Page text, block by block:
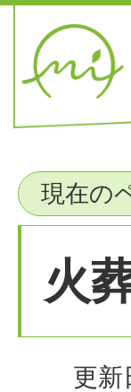
現在の
火
更新